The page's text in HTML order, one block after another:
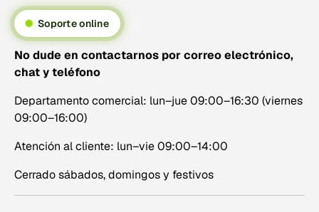
Soporte online
No dude en contactarnos por correo electrónico,
chat y teléfono
Departamento comercial: lun–jue 09:00–16:30 (viernes
09:00–16:00)
Atención al cliente: lun–vie 09:00–14:00
Cerrado sábados, domingos y festivos